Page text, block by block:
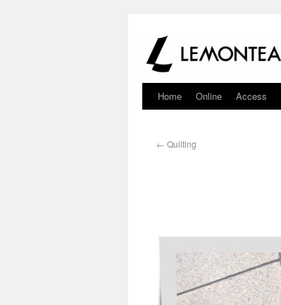
Home Online Access
← Quilting